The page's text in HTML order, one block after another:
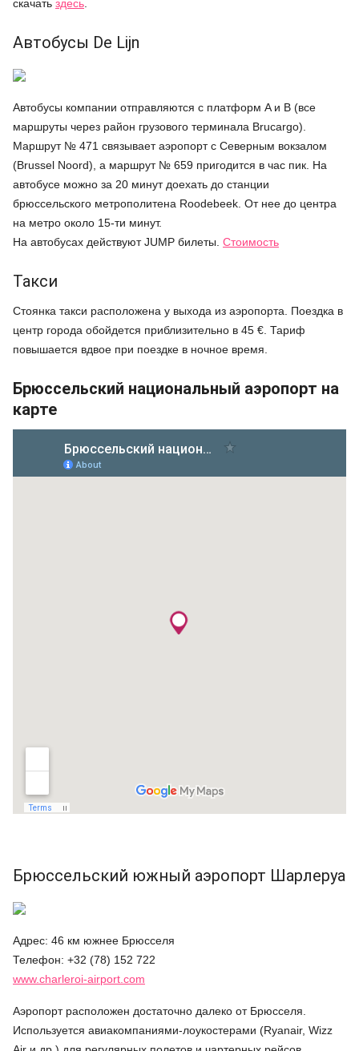
скачать здесь
Автобусы De Lijn
Автобусы компании отправляются с платформ A и B (все
маршруты через район грузового терминала Brucargo).
Маршрут № 471 связывает аэропорт с Северным вокзалом
(Brussel Noord), а маршрут № 659 пригодится в час пик. На
автобусе можно за 20 минут доехать до станции
брюссельского метрополитена Roodebeek. От нее до центра
на метро около 15-ти минут.
На автобусах действуют JUMP билеты. Стоимость
Такси
Стоянка такси расположена у выхода из аэропорта. Поездка в
центр города обойдется приблизительно в 45 €. Тариф
повышается вдвое при поездке в ночное время.
Брюссельский национальный аэропорт на
карте
Брюссельский южный аэропорт Шарлеруа
Адрес: 46 км южнее Брюсселя
Телефон: +32 (78) 152 722
www.charleroi-airport.com
Аэропорт расположен достаточно далеко от Брюсселя.
Используется авиакомпаниями-лоукостерами (Ryanair, Wizz